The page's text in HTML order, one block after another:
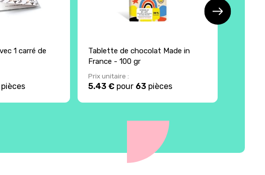
1 carré de
pièces
Tablette de chocolat Made in
France - 100 gr
Prix unitaire :
5.43 € pour 63 pièces